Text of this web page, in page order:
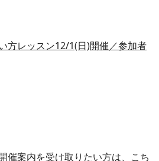
方レッスン12/1(日)開催／参加者
催案内を受け取りたい方は、こち